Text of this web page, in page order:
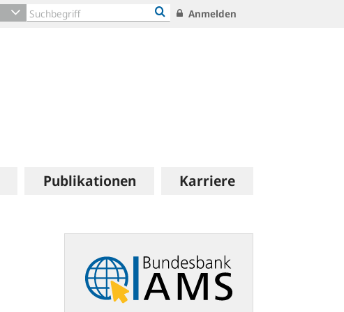
Anmelden
Publikationen Karriere
Meldeportal
Statistik